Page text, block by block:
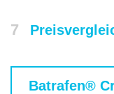
7
Batrafen®